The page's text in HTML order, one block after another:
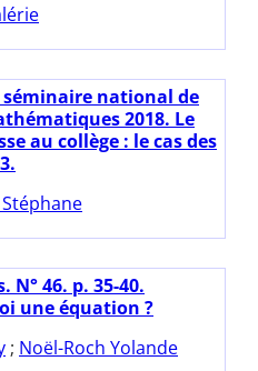
séminaire national de
2018. Le
au collège : le cas des
N° 46. p. 35-40.
une équation ?
; Noël-Roch Yolande